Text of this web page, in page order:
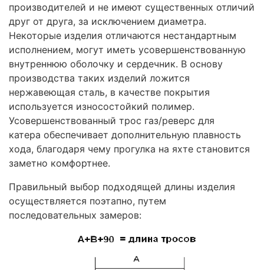
производителей и не имеют существенных отличий
друг от друга, за исключением диаметра.
Некоторые изделия отличаются нестандартным
исполнением, могут иметь усовершенствованную
внутреннюю оболочку и сердечник. В основу
производства таких изделий ложится
нержавеющая сталь, в качестве покрытия
используется износостойкий полимер.
Усовершенствованный трос газ/реверс для
катера обеспечивает дополнительную плавность
хода, благодаря чему прогулка на яхте становится
заметно комфортнее.
Правильный выбор подходящей длины изделия
осуществляется поэтапно, путем
последовательных замеров: